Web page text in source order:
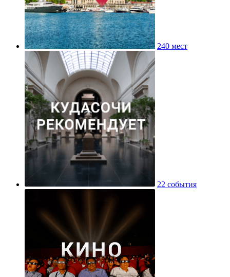
240 мест
22 события